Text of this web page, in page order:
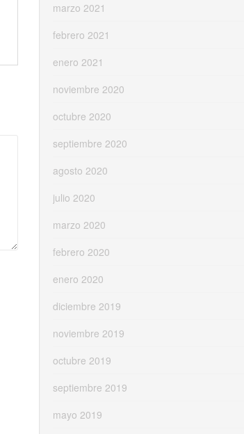
marzo 2021
febrero 2021
enero 2021
noviembre 2020
octubre 2020
septiembre 2020
agosto 2020
julio 2020
marzo 2020
febrero 2020
enero 2020
diciembre 2019
noviembre 2019
octubre 2019
septiembre 2019
mayo 2019